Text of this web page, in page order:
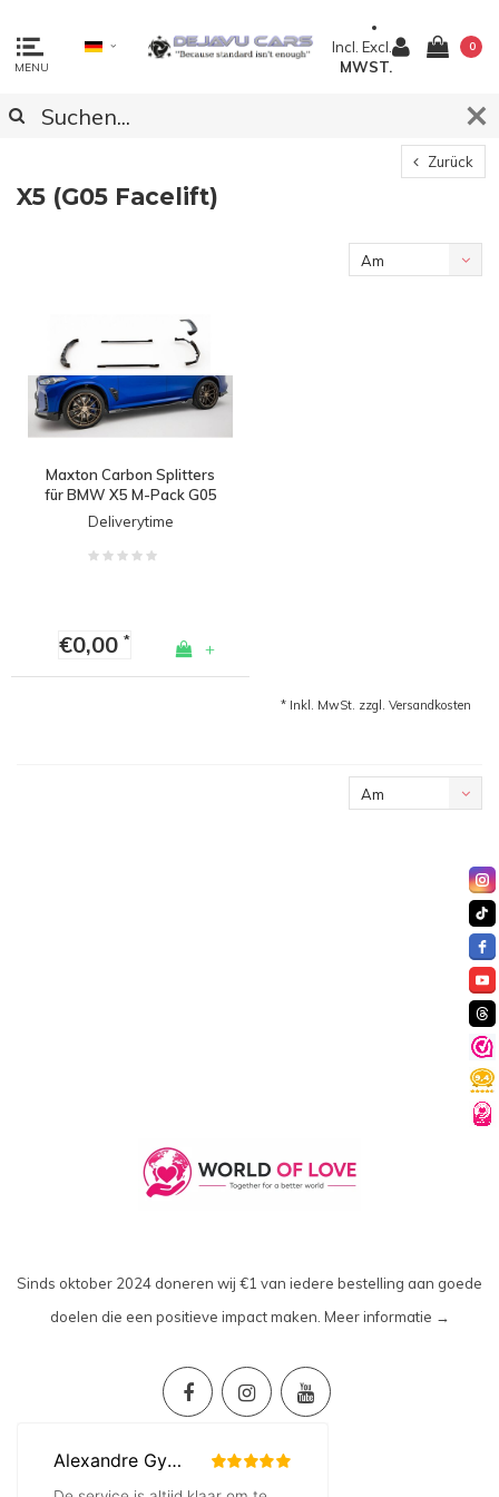
MENU
Incl. Excl.
MWST.
0
Zurück
X5 (G05 Facelift)
Am
Maxton Carbon Splitters
für BMW X5 M-Pack G05
Facelift
Deliverytime
€0,00* +
* Inkl. MwSt. zzgl. Versandkosten
Am
Sinds oktober 2024 doneren wij €1 van iedere bestelling aan goede
doelen die een positieve impact maken. Meer informatie →